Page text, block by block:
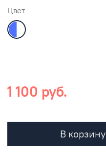
Цвет
1 100 руб.
В корзину